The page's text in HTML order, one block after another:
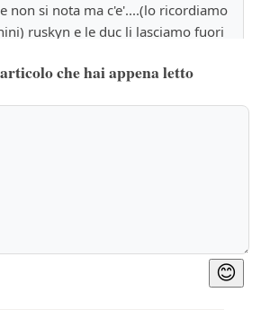
non si nota ma c'e'....(lo ricordiamo
ruskyn e le duc li lasciamo fuori
modo continuo l'assenza da parte
che hai appena letto
😊